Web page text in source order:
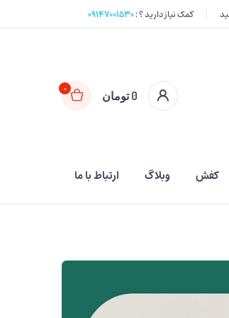
کمک نیاز دارید ؟ :۰۹۱۴۷۰۰۱۵۳۰
0 تومان
0
کیف اسلحه
کفش وبلاگ ارتباط با ما